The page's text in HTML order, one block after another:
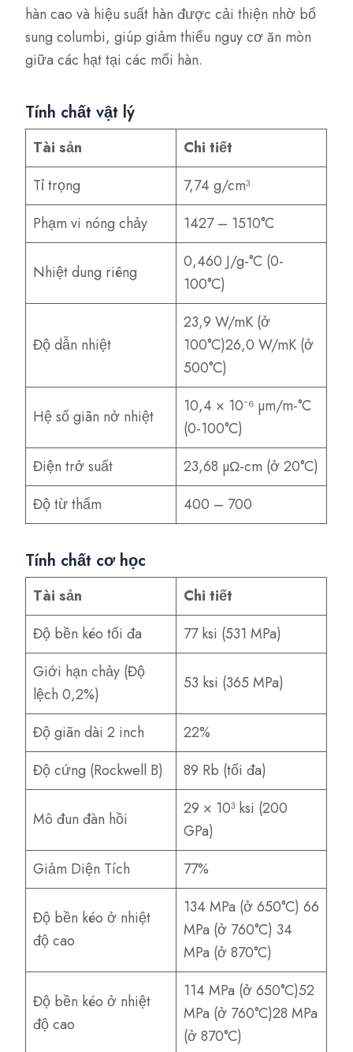
hàn cao và hiệu suất hàn được cải thiện nhờ bổ
sung columbi, giúp giảm thiểu nguy cơ ăn mòn
giữa các hạt tại các mối hàn.
Tính chất vật lý
Tài sản
Chi tiết
Tỉ trọng
7,74 g/cm³
Phạm vi nóng chảy
1427 – 1510°C
Nhiệt dung riêng
0,460 J/g-°C (0-
100°C)
Độ dẫn nhiệt
23,9 W/mK (ở
100°C)26,0 W/mK (ở
500°C)
Hệ số giãn nở nhiệt
10,4 × 10⁻⁶ µm/m-°C
(0-100°C)
Điện trở suất
23,68 µΩ-cm (ở 20°C)
Độ từ thẩm
400 – 700
Tính chất cơ học
Tài sản
Chi tiết
Độ bền kéo tối đa
77 ksi (531 MPa)
Giới hạn chảy (Độ
lệch 0,2%)
53 ksi (365 MPa)
Độ giãn dài 2 inch
22%
Độ cứng (Rockwell B)
89 Rb (tối đa)
Mô đun đàn hồi
29 × 10³ ksi (200
GPa)
Giảm Diện Tích
77%
Độ bền kéo ở nhiệt
độ cao
134 MPa (ở 650°C) 66
MPa (ở 760°C) 34
MPa (ở 870°C)
Độ bền kéo ở nhiệt
độ cao
114 MPa (ở 650°C)52
MPa (ở 760°C)28 MPa
(ở 870°C)